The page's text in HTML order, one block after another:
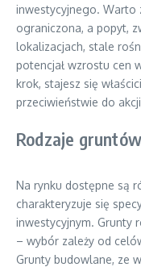
inwestycyjnego. Warto
ograniczona, a popyt,
lokalizacjach, stale
potencjał wzrostu cen
krok, stajesz się
przeciwieństwie do
Rodzaje
Na rynku dostępne są
charakteryzuje się
inwestycyjnym. Grunty
– wybór zależy od
Grunty budowlane, ze